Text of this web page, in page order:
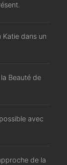
dans un
Beauté de
avec
de la